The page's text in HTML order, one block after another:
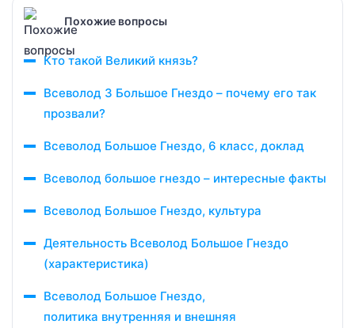
Похожие вопросы
Кто такой Великий князь?
Всеволод 3 Большое Гнездо – почему его так
прозвали?
Всеволод Большое Гнездо, 6 класс, доклад
Всеволод большое гнездо – интересные факты
Всеволод Большое Гнездо, культура
Деятельность Всеволод Большое Гнездо
(характеристика)
Всеволод Большое Гнездо,
политика внутренняя и внешняя